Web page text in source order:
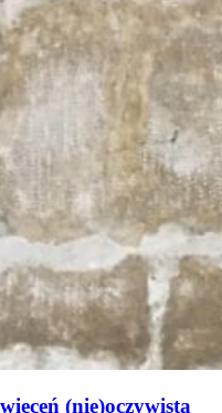
(nie)oczywista